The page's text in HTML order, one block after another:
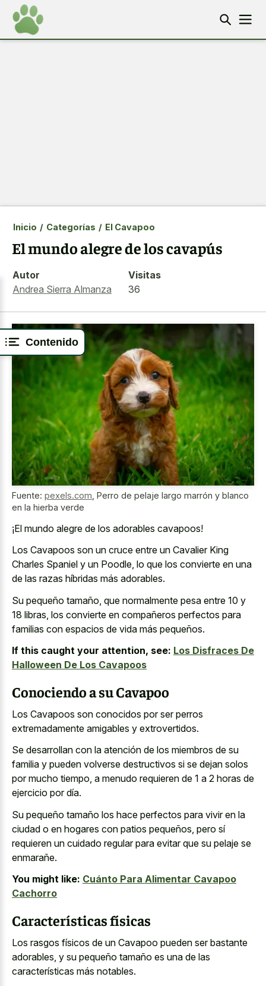
Contenido
Inicio / Categorías / El Cavapoo
El mundo alegre de los cavapús
Autor
Andrea Sierra Almanza
Visitas
36
Fuente: pexels.com Perro de pelaje largo marrón y blanco
en la hierba verde
¡El mundo alegre de los adorables cavapoos!
Los Cavapoos son un cruce entre un Cavalier King
Charles Spaniel y un Poodle, lo que los convierte en una
de las razas híbridas más adorables.
Su pequeño tamaño, que normalmente pesa entre 10 y
18 libras, los convierte en compañeros perfectos para
familias con espacios de vida más pequeños.
If this caught your attention, see: Los Disfraces De
Halloween De Los Cavapoos
Conociendo a su Cavapoo
Los Cavapoos son conocidos por ser perros
extremadamente amigables y extrovertidos.
Se desarrollan con la atención de los miembros de su
familia y pueden volverse destructivos si se dejan solos
por mucho tiempo, a menudo requieren de 1 a 2 horas de
ejercicio por día.
Su pequeño tamaño los hace perfectos para vivir en la
ciudad o en hogares con patios pequeños, pero sí
requieren un cuidado regular para evitar que su pelaje se
enmarañe.
You might like: Cuánto Para Alimentar Cavapoo
Cachorro
Características físicas
Los rasgos físicos de un Cavapoo pueden ser bastante
adorables, y su pequeño tamaño es una de las
características más notables.